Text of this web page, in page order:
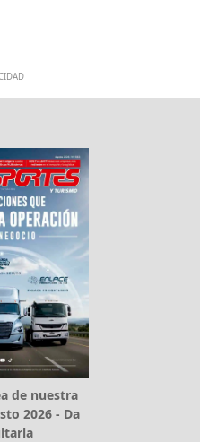
de nuestra
2026 - Da